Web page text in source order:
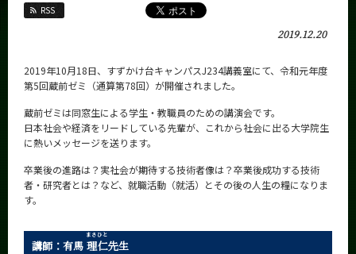
RSS
2019.12.20
2019年10月18日、すずかけ台キャンパスJ234講義室にて、 令和元年度
第5回蔵前ゼミ（通算第78回）が開催されました。
蔵前ゼミは同窓生による学生・教職員のための講演会です。
日本社会や経済をリードしている先輩が、これから社会に出る大学院生
に熱いメッセージを送ります。
卒業後の進路は？実社会が期待する技術者像は？卒業後成功する技術
者・研究者とは？など、就職活動（就活）とその後の人生の糧になりま
す。
講師：有馬 理仁
まさひと
先生
教員・研究室
Faculty and Laboratories
入学案内
Admissions
生命理工学系 News
News
News 一覧
課程別